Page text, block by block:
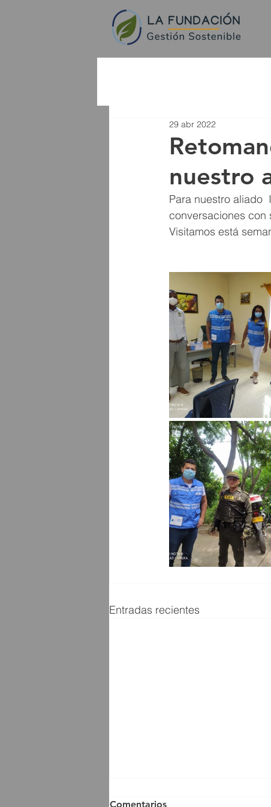
nuestro
29 abr 2022
Para nuestro aliado
conversaciones con
Visitamos está
Entradas recientes
Comentarios